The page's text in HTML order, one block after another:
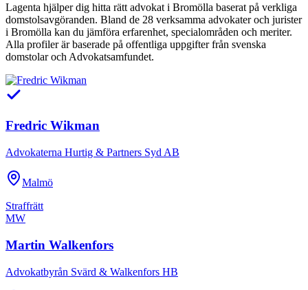
Lagenta hjälper dig hitta rätt advokat i Bromölla baserat på verkliga
domstolsavgöranden. Bland de 28 verksamma advokater och jurister
i Bromölla kan du jämföra erfarenhet, specialområden och meriter.
Alla profiler är baserade på offentliga uppgifter från svenska
domstolar och Advokatsamfundet.
Fredric Wikman
Advokaterna Hurtig & Partners Syd AB
Malmö
Straffrätt
MW
Martin Walkenfors
Advokatbyrån Svärd & Walkenfors HB